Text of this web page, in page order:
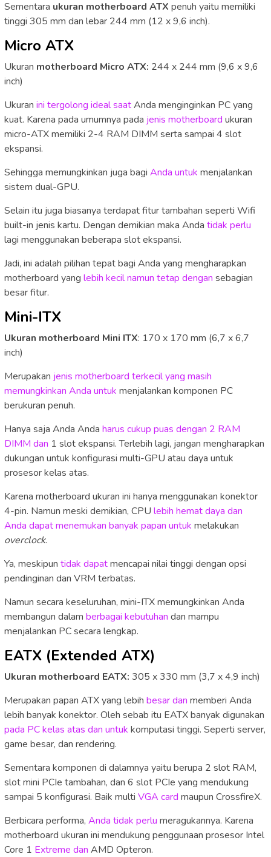
Sementara ukuran motherboard ATX penuh yaitu memiliki
tinggi 305 mm dan lebar 244 mm (12 x 9,6 inch).
Micro ATX
Ukuran motherboard Micro ATX: 244 x 244 mm (9,6 x 9,6
inch)
Ukuran ini tergolong ideal saatAnda menginginkan PC yang
kuat. Karena pada umumnya pada jenis motherboard ukuran
micro-ATX memiliki 2-4 RAM DIMM serta sampai 4 slot
ekspansi.
Sehingga memungkinkan juga bagi Anda untuk menjalankan
sistem dual-GPU.
Selain itu juga biasanya terdapat fitur tambahan seperti Wifi
built-in jenis kartu. Dengan demikian maka Anda tidak perlu
lagi menggunakan beberapa slot ekspansi.
Jadi, ini adalah pilihan tepat bagi Anda yang mengharapkan
motherboard yang lebih kecil namun tetap dengan sebagian
besar fitur.
Mini-ITX
Ukuran motherboard Mini ITX: 170 x 170 mm (6,7 x 6,7
inch)
Merupakan jenis motherboard terkecil yang masih
memungkinkan Anda untuk menjalankan komponen PC
berukuran penuh.
Hanya saja Anda Anda harus cukup puas dengan 2 RAM
DIMM dan 1 slot ekspansi. Terlebih lagi, jangan mengharapkan
dukungan untuk konfigurasi multi-GPU atau daya untuk
prosesor kelas atas.
Karena motherboard ukuran ini hanya menggunakan konektor
4-pin. Namun meski demikian, CPU lebih hemat daya dan
Anda dapat menemukan banyak papan untuk melakukan
overclock.
Ya, meskipun tidak dapatmencapai nilai tinggi dengan opsi
pendinginan dan VRM terbatas.
Namun secara keseluruhan, mini-ITX memungkinkan Anda
membangun dalam berbagai kebutuhan dan mampu
menjalankan PC secara lengkap.
EATX (Extended ATX)
Ukuran motherboard EATX: 305 x 330 mm (3,7 x 4,9 inch)
Merupakan papan ATX yang lebih besar dan memberi Anda
lebih banyak konektor. Oleh sebab itu EATX banyak digunakan
pada PC kelas atas dan untuk komputasi tinggi. Seperti server,
game besar, dan rendering.
Sementara komponen di dalamnya yaitu berupa 2 slot RAM,
slot mini PCIe tambahan, dan 6 slot PCIe yang mendukung
sampai 5 konfigurasi. Baik multi VGA card maupun CrossfireX.
Berbicara performa, Anda tidak perlu meragukannya. Karena
motherboard ukuran ini mendukung penggunaan prosesor Intel
Core 1 Extreme dan AMD Opteron.